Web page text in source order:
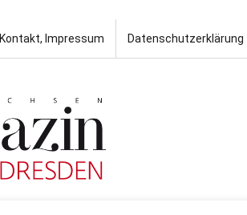
Kontakt, Impressum Datenschutzerklärung